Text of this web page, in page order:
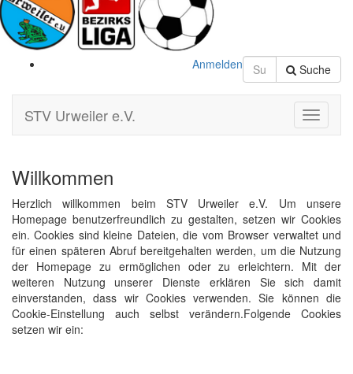
Suche
Anmelden
Toggle
STV Urweiler e.V.
Willkommen
Herzlich willkommen beim STV Urweiler e.V. Um unsere
Homepage benutzerfreundlich zu gestalten, setzen wir Cookies
ein. Cookies sind kleine Dateien, die vom Browser verwaltet und
für einen späteren Abruf bereitgehalten werden, um die Nutzung
der Homepage zu ermöglichen oder zu erleichtern. Mit der
weiteren Nutzung unserer Dienste erklären Sie sich damit
einverstanden, dass wir Cookies verwenden. Sie können die
Cookie-Einstellung auch selbst verändern.Folgende Cookies
setzen wir ein: